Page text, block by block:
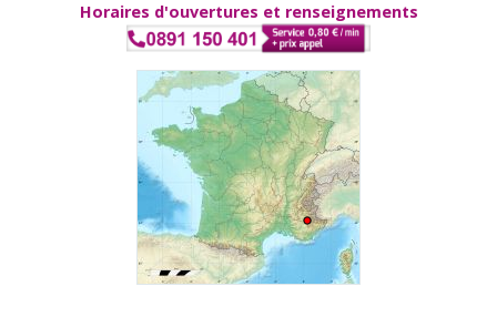
Horaires d'ouvertures et renseignements